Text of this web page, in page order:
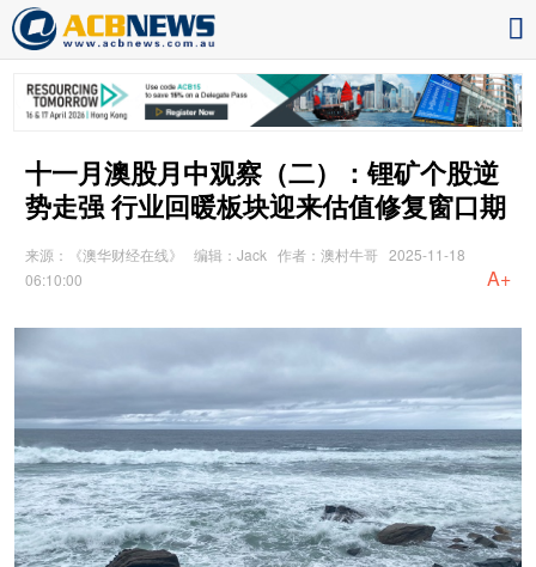
十一月澳股月中观察（二）：锂矿个股逆
势走强 行业回暖板块迎来估值修复窗口期
来源：《澳华财经在线》 编辑：Jack 作者：澳村牛哥 2025-11-18
06:10:00
A+